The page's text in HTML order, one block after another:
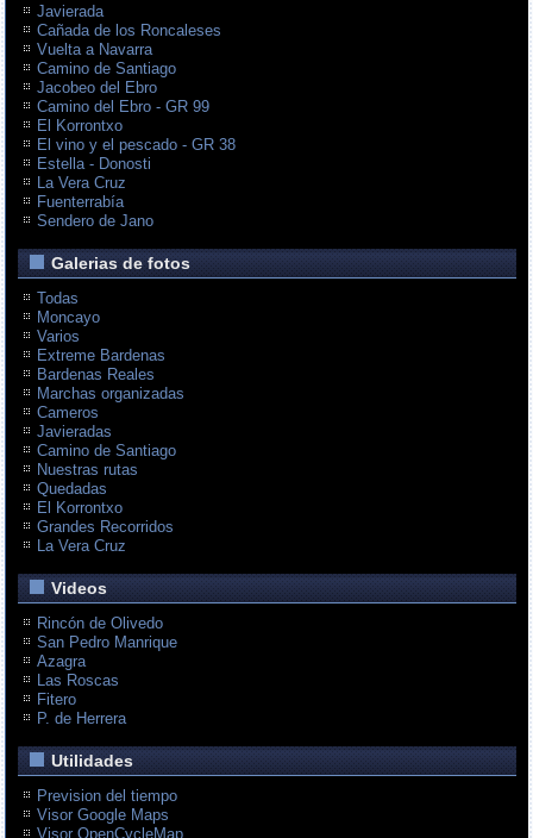
Javierada
Cañada de los Roncaleses
Vuelta a Navarra
Camino de Santiago
Jacobeo del Ebro
Camino del Ebro - GR 99
El Korrontxo
El vino y el pescado - GR 38
Estella - Donosti
La Vera Cruz
Fuenterrabía
Sendero de Jano
Galerias de fotos
Todas
Moncayo
Varios
Extreme Bardenas
Bardenas Reales
Marchas organizadas
Cameros
Javieradas
Camino de Santiago
Nuestras rutas
Quedadas
El Korrontxo
Grandes Recorridos
La Vera Cruz
Videos
Rincón de Olivedo
San Pedro Manrique
Azagra
Las Roscas
Fitero
P. de Herrera
Utilidades
Prevision del tiempo
Visor Google Maps
Visor OpenCycleMap